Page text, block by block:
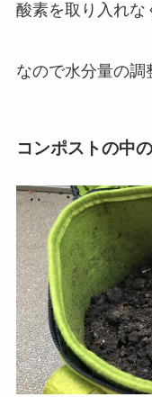
酸素を取り入れな
なので水分量の調
コンポストの中